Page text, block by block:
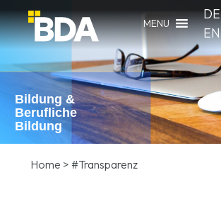
MENU
DE
EN
Bildung &
Berufliche
Bildung
Home > #Transparenz